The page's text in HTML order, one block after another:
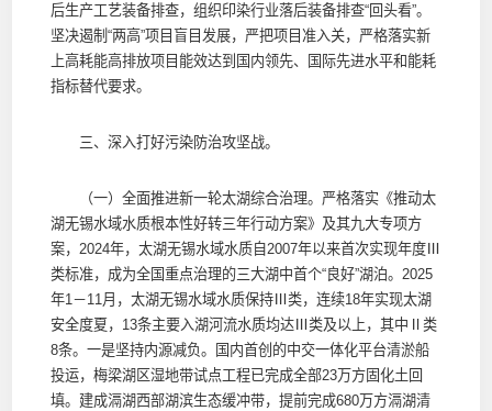
后生产工艺装备排查，组织印染行业落后装备排查“回头看”。
坚决遏制“两高”项目盲目发展，严把项目准入关，严格落实新
上高耗能高排放项目能效达到国内领先、国际先进水平和能耗
指标替代要求。
三、深入打好污染防治攻坚战。
（一）全面推进新一轮太湖综合治理。严格落实《推动太
湖无锡水域水质根本性好转三年行动方案》及其九大专项方
案，2024年，太湖无锡水域水质自2007年以来首次实现年度Ⅲ
类标准，成为全国重点治理的三大湖中首个“良好”湖泊。2025
年1－11月，太湖无锡水域水质保持Ⅲ类，连续18年实现太湖
安全度夏，13条主要入湖河流水质均达Ⅲ类及以上，其中Ⅱ类
8条。一是坚持内源减负。国内首创的中交一体化平台清淤船
投运，梅梁湖区湿地带试点工程已完成全部23万方固化土回
填。建成滆湖西部湖滨生态缓冲带，提前完成680万方滆湖清